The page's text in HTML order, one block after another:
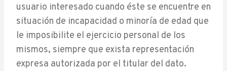
usuario interesado cuando éste se encuentre en
situación de incapacidad o minoría de edad que
le imposibilite el ejercicio personal de los
mismos, siempre que exista representación
expresa autorizada por el titular del dato.